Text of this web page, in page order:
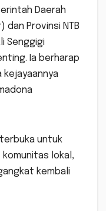
Daerah
dan Provinsi NTB
Senggigi
Ia berharap
kejayaannya
untuk
komunitas lokal,
kembali